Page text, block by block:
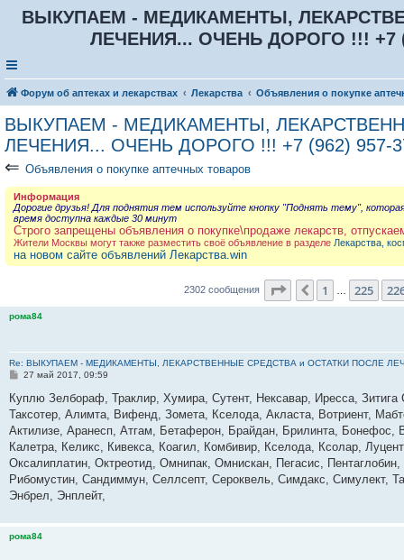
ВЫКУПАЕМ - МЕДИКАМЕНТЫ,
ЛЕЧЕНИЯ... ОЧЕНЬ ДОРОГО !!! +7
Форум об аптеках и лекарствах Лекарства Объявления о покупке
ВЫКУПАЕМ - МЕДИКАМЕНТЫ,
ЛЕЧЕНИЯ... ОЧЕНЬ ДОРОГО !!! +7 (962) 957-
⇐ Объявления о покупке аптечных товаров
Информация
Дорогие друзья! Для поднятия тем используйте кнопку "Поднять тему",
время доступна каждые 30 минут
Строго запрещены объявления о покупке\продаже лекарств,
Жители Москвы могут также разместить своё объявление в разделе Лекарства,
на новом сайте объявлений Лекарства.win
2302 сообщения Страница 227из
Пред.
1 225
рома84
Re: ВЫКУПАЕМ - МЕДИКАМЕНТЫ, ЛЕКАРСТВЕННЫЕ СРЕДСТВА и ОСТАТКИ ПОСЛЕ
С
о
б
щ
е
и
е
27 май 2017, 09:59
Куплю Зелбораф, Траклир, Хумира, Сутент, Нексавар, Иресса,
Таксотер, Алимта, Вифенд, Зомета, Кселода, Акласта, Вотриент,
Актилизе, Аранесп, Атгам, Бетаферон, Брайдан, Брилинта, Бонефос,
Калетра, Келикс, Кивекса, Коагил, Комбивир, Кселода, Ксолар,
Оксалиплатин, Октреотид, Омнипак, Омнискан, Пегасис,
Рибомустин, Сандиммун, Селлсепт, Сероквель, Симдакс, Симулект,
Энбрел, Энплейт,
рома84